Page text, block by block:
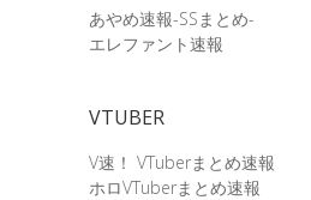
あやめ速報-SSまとめ-
エレファント速報
VTUBER
V速！ VTuberまとめ速報
ホロVTuberまとめ速報